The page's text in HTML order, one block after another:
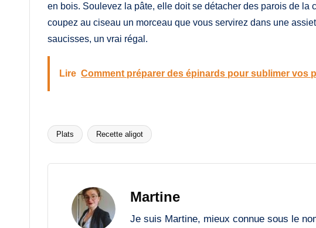
en bois. Soulevez la pâte, elle doit se détacher des parois de la
coupez au ciseau un morceau que vous servirez dans une
saucisses, un vrai régal.
Lire Comment préparer des épinards pour sublimer vos
Tags:
Plats Recette aligot
Martine
Je suis Martine, mieux connue sous le